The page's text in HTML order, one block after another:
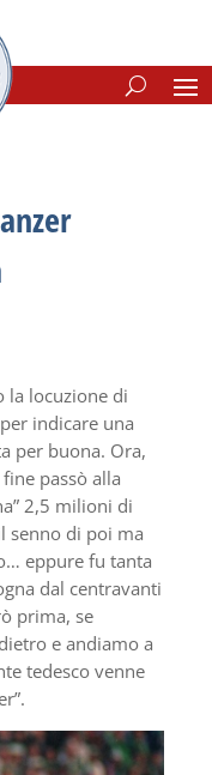
la locuzione di
indicare una
per buona. Ora,
passò alla
2,5 milioni di
senno di poi ma
eppure fu tanta
dal centravanti
prima, se
e andiamo a
tedesco venne